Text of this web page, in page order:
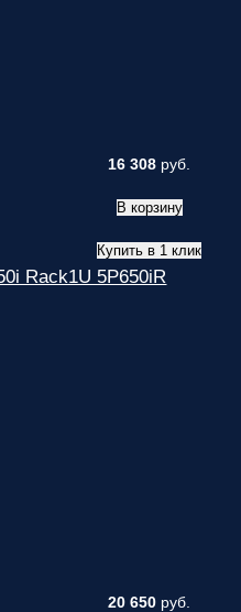
16 308 руб.
В корзину
Купить в 1 клик
Rack1U 5P650iR
20 650 руб.